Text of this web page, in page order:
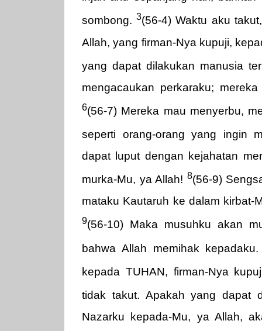
sombong.3(56-4) Waktu aku
Allah, yang firman-Nya kupuji,
yang dapat dilakukan manusia
mengacaukan perkaraku;
6(56-7) Mereka mau menyerbu,
seperti orang-orang yang ingin
dapat luput dengan kejahatan
murka-Mu, ya Allah! 8(56-9)
mataku Kautaruh ke dalam kirbat-
9(56-10) Maka musuhku akan
bahwa Allah memihak
kepada TUHAN, firman-Nya
tidak takut. Apakah yang dapat
Nazarku kepada-Mu, ya Allah,